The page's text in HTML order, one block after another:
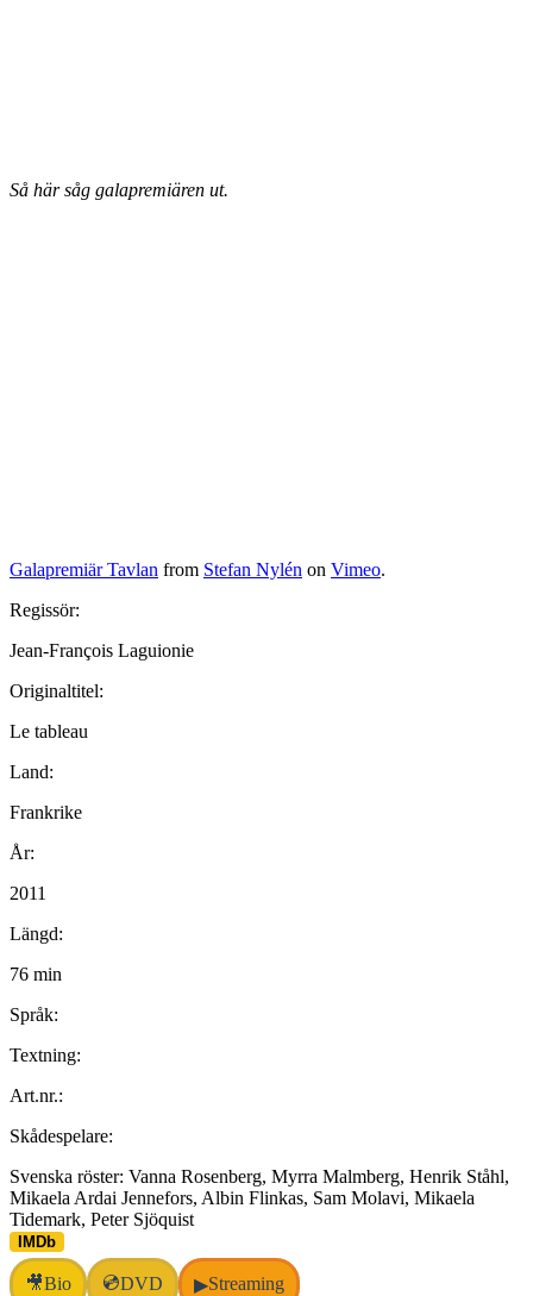
Så här såg galapremiären ut.
Galapremiär Tavlan from Stefan Nylén on Vimeo.
Regissör:
Jean-François Laguionie
Originaltitel:
Le tableau
Land:
Frankrike
År:
2011
Längd:
76 min
Språk:
Textning:
Art.nr.:
Skådespelare:
Svenska röster: Vanna Rosenberg, Myrra Malmberg, Henrik Ståhl,
Mikaela Ardai Jennefors, Albin Flinkas, Sam Molavi, Mikaela
Tidemark, Peter Sjöquist
IMDb
🎥Bio 💿DVD ▶Streaming